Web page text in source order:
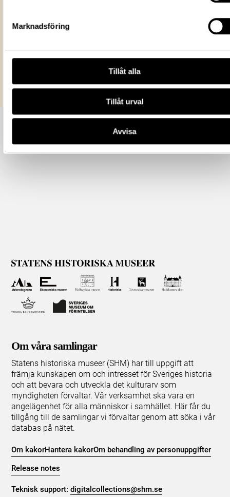
Marknadsföring
Tillåt alla
Tillåt urval
Avvisa
Om våra samlingar
Statens historiska museer (SHM) har till uppgift att
främja kunskapen om och intresset för Sveriges historia
och att bevara och utveckla det kulturarv som
myndigheten förvaltar. Vår verksamhet ska vara en
angelägenhet för alla människor i samhället. Här får du
tillgång till de samlingar vi förvaltar genom att söka i vår
databas på nätet.
Om kakorHantera kakorOm behandling av personuppgifter
Release notes
Teknisk support:digitalcollections@shm.se